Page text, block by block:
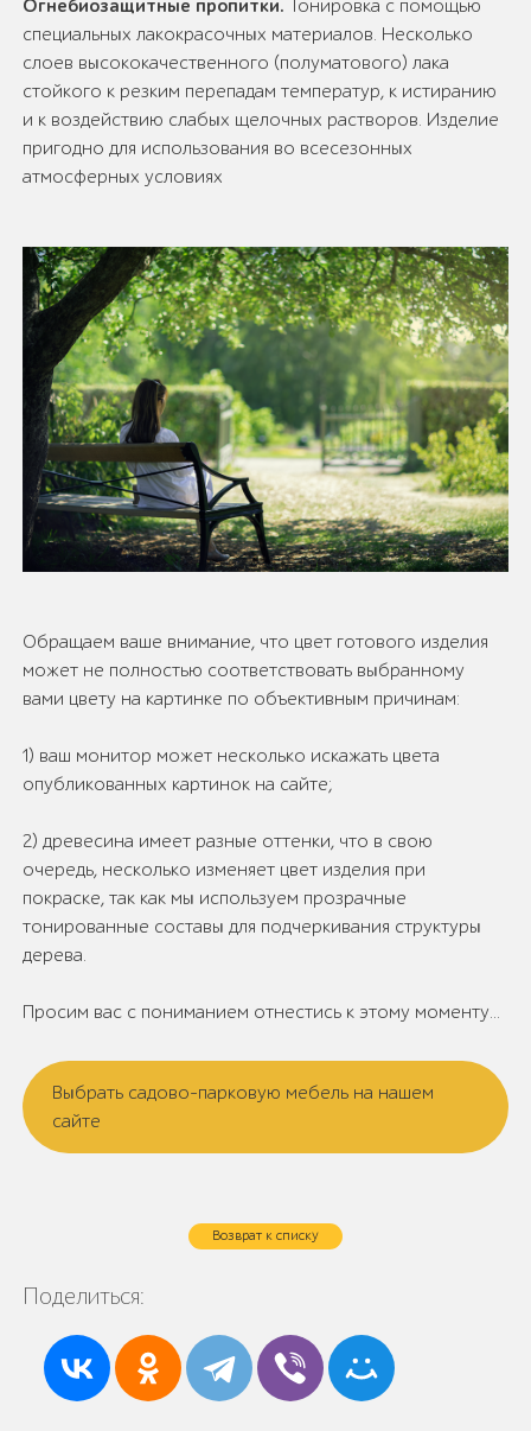
Огнебиозащитные пропитки. Тонировка с помощью
специальных лакокрасочных материалов. Несколько
слоев высококачественного (полуматового) лака
стойкого к резким перепадам температур, к истиранию
и к воздействию слабых щелочных растворов. Изделие
пригодно для использования во всесезонных
атмосферных условиях
Обращаем ваше внимание, что цвет готового изделия
может не полностью соответствовать выбранному
вами цвету на картинке по объективным причинам:
1) ваш монитор может несколько искажать цвета
опубликованных картинок на сайте;
2) древесина имеет разные оттенки, что в свою
очередь, несколько изменяет цвет изделия при
покраске, так как мы используем прозрачные
тонированные составы для подчеркивания структуры
дерева.
Просим вас с пониманием отнестись к этому моменту...
Выбрать садово-парковую мебель на нашем
сайте
Возврат к списку
Поделиться: